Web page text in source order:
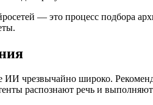
— это процесс подбора
ИИ чрезвычайно широко.
распознают речь и